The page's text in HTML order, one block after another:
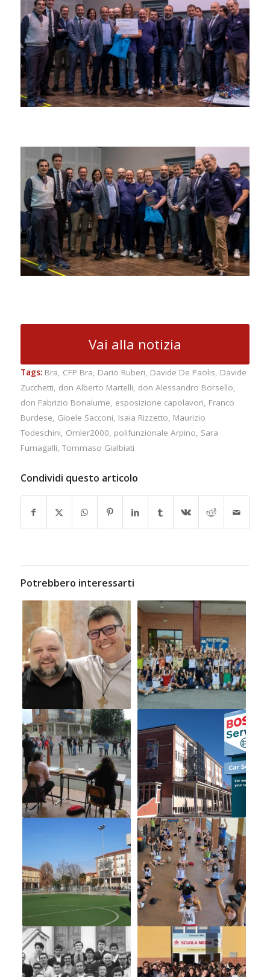
Vai alla notizia
Tags: Bra, CFP Bra, Dario Ruberi, Davide De Paolis, Davide
Zucchetti, don Alberto Martelli, don Alessandro Borsello,
don Fabrizio Bonalume, esposizione capolavori, Franco
Burdese, Gioele Sacconi, Isaia Rizzetto, Maurizio
Todeschini, Omler2000, polifunzionale Arpino, Sara
Fumagalli, Tommaso Gialbiati
Condividi questo articolo
Potrebbero interessarti